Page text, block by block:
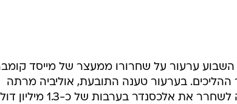
ערעור על שחרורו ממעצר של מייסד
ההליכים. בערעור טענה התובעת, אוליביה מרתה
אימלווה, כי שופט בית משפט השלום שהורה לשחרר את אלכסנדר בערבות של כ-